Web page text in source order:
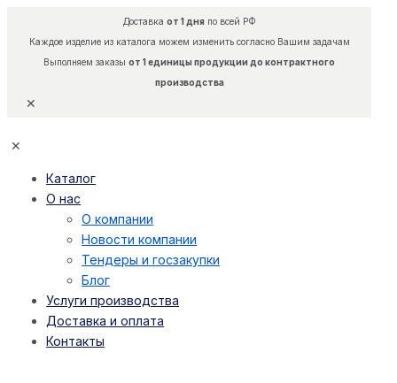
Доставка от 1 дняпо всей РФ
Каждое изделие из каталога можем изменить согласно Вашим задачам
Выполняем заказы от 1 единицы продукции до контрактного
производства
✕
✕
Каталог
О нас
О компании
Новости компании
Тендеры и госзакупки
Блог
Услуги производства
Доставка и оплата
Контакты